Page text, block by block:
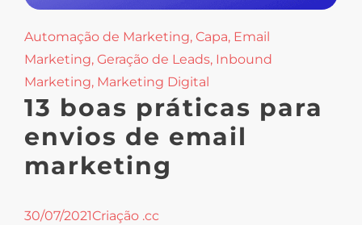
Automação de Marketing, Capa, Email
Marketing, Geração de Leads, Inbound
Marketing, Marketing Digital
13 boas práticas para
envios de email
marketing
30/07/2021Criação .cc